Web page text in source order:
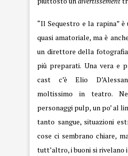
“Il Sequestro e la rapina”
quasi amatoriale, ma è
un direttore della
più preparati. Una vera e
cast c’è Elio
moltissimo in teatro.
personaggi pulp, un po’ al
tanto sangue, situazioni
cose ci sembrano chiare,
tutt’altro, i buoni si rivelano